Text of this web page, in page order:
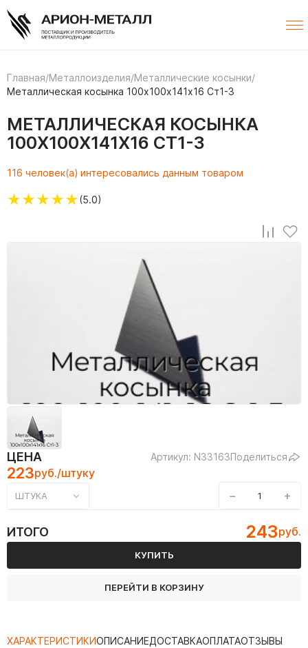
Главная/Металлоизделия/Металлические косынки/
Металлическая косынка 100х100х141х16 Ст1-3
МЕТАЛЛИЧЕСКАЯ КОСЫНКА
100Х100Х141Х16 СТ1-3
116 человек(а) интересовались данным товаром
★★★★★(5.0)
ЦЕНА Артикул: N33163Поделиться
223руб./штуку
ШТУКА − +
ИТОГО 243руб.
КУПИТЬ
ПЕРЕЙТИ В КОРЗИНУ
ХАРАКТЕРИСТИКИОПИСАНИЕДОСТАВКАОПЛАТАОТЗЫВЫ